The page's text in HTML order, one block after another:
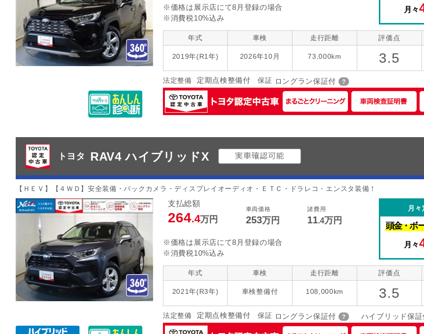
※価格は展示店にて8月登録の場合
※消費税10%込み
月々
年式
2019年(R1年)
車検
2026年10月
走行距離
73,000km
評価点
3.5
法定整備 定期点検整備付 保証 ロングラン保証付
トヨタ RAV4 ハイブリッドX
【ＨＥＶ】【４ＷＤ】安全装備・バックカメラ・ディスプレイオーディオ・ＥＴＣ・ドラレコ・エンスタ装備！
支払総額
264.4万円
車両価格
253万円
諸費用
11.4万円
※価格は展示店にて8月登録の場合
※消費税10%込み
月
頭金・ボ
月々
年式
2021年(R3年)
車検
車検整備付
走行距離
108,000km
評価点
3.5
法定整備 定期点検整備付 保証 ロングラン保証付 ハイブリッド保証